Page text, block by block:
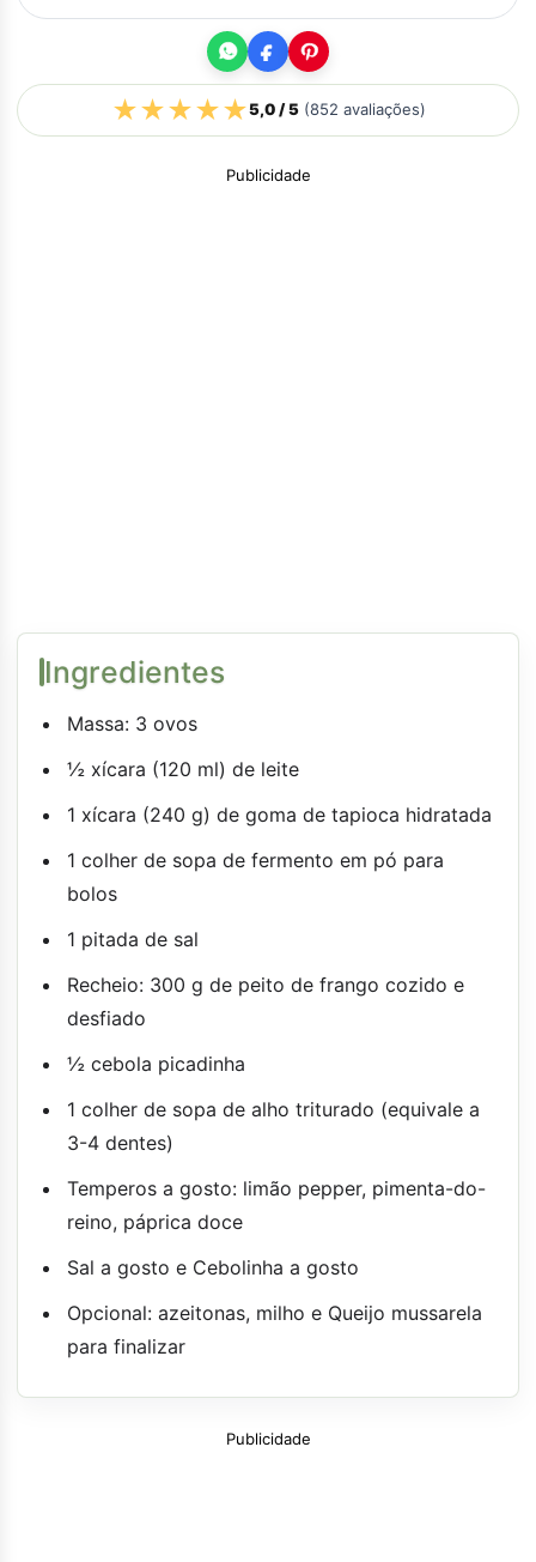
★★★★★5,0/ 5(852 avaliações)
Publicidade
Ingredientes
Massa: 3 ovos
½ xícara (120 ml) de leite
1 xícara (240 g) de goma de tapioca hidratada
1 colher de sopa de fermento em pó para
bolos
1 pitada de sal
Recheio: 300 g de peito de frango cozido e
desfiado
½ cebola picadinha
1 colher de sopa de alho triturado (equivale a
3-4 dentes)
Temperos a gosto: limão pepper, pimenta-do-
reino, páprica doce
Sal a gosto e Cebolinha a gosto
Opcional: azeitonas, milho e Queijo mussarela
para finalizar
Publicidade